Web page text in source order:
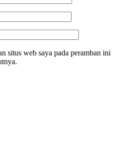
situs web saya pada peramban ini